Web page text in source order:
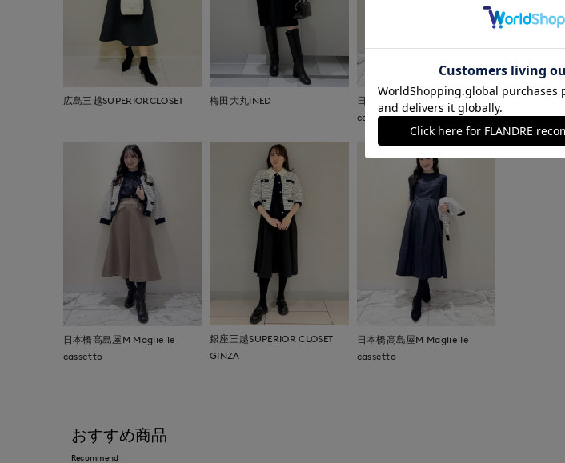
広島三越SUPERIORCLOSET 梅田大丸INED
日本橋高島屋M Maglie le
cassetto
日本橋高島屋M Maglie le
cassetto
銀座三越SUPERIOR CLOSET
GINZA
日本橋高島屋M Maglie le
cassetto
おすすめ商品
Recommend